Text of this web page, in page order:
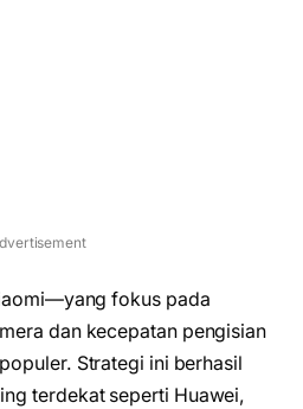
fokus pada
dan kecepatan pengisian
Strategi ini berhasil
terdekat seperti Huawei,